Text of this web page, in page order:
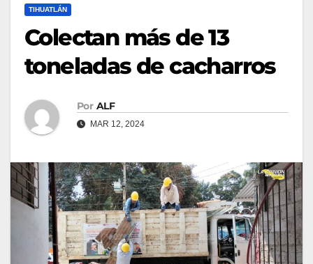
TIHUATLÁN
Colectan más de 13
toneladas de cacharros
Por ALF
MAR 12, 2024